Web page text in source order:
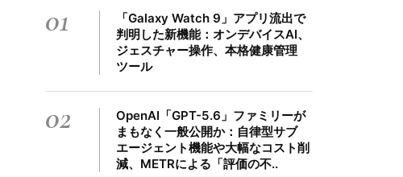
01
「Galaxy Watch 9」アプリ流出で
判明した新機能：オンデバイスAI、
ジェスチャー操作、本格健康管理
ツール
02
OpenAI「GPT-5.6」ファミリーが
まもなく一般公開か：自律型サブ
エージェント機能や大幅なコスト削
減、METRによる「評価の不..